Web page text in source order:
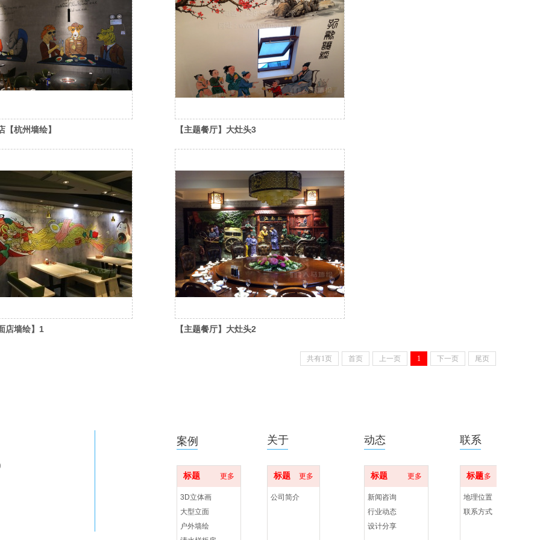
【杭州墙绘】 【主题餐厅】大灶头3
店墙绘】1 【主题餐厅】大灶头2
共有1页 首页 上一页 1 下一页 尾页
标题 更多
3D立体画
大型立面
户外墙绘
标题更多
地理位置
联系方式
标题 更多
公司简介
标题 更多
新闻咨询
行业动态
设计分享
案例 关于 动态 联系